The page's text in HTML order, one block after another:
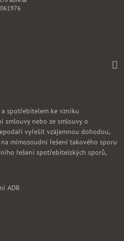
spotřebitelem ke vzniku
smlouvy nebo ze smlouvy o
vyřešit vzájemnou dohodou,
mimosoudní řešení takového sporu
řešení spotřebitelských sporů,
ADR